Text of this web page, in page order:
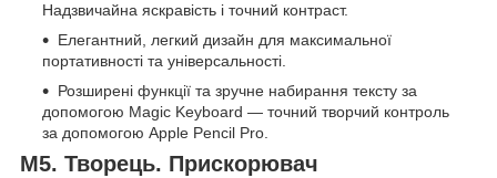
Надзвичайна яскравість і точний контраст.
Елегантний, легкий дизайн для максимальної
портативності та універсальності.
Розширені функції та зручне набирання тексту за
допомогою Magic Keyboard — точний творчий контроль
за допомогою Apple Pencil Pro.
M5. Творець. Прискорювач